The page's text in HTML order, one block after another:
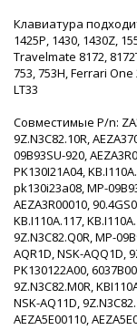
Клавиатура
1425P, 1430, 1430Z,
Travelmate 8172,
753, 753H, Ferrari One
LT33
Совместимые P/n:
9Z.N3C82.10R,
09B93SU-920,
PK130I21A04,
pk130i23a08, MP-
AEZA3R00010,
KB.I110A.117,
9Z.N3C82.Q0R, MP-
AQR1D, NSK-AQQ1D,
PK130122A00,
9Z.N3C82.M0R,
NSK-AQ11D,
AEZA5E00110,